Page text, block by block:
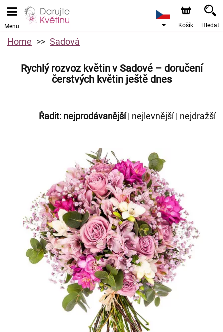
Menu Košík Hledat
Home Sadová
Rychlý rozvoz květin v Sadové – doručení
čerstvých květin ještě dnes
Řadit: nejprodávanější| nejlevnější| nejdražší